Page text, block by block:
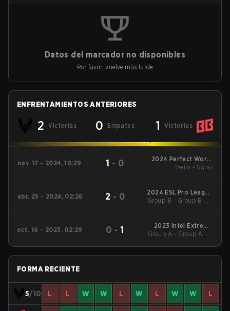
Datos del marcador no disponibles
Por favor, vuelve más tarde
ENFRENTAMIENTOS ANTERIORES
2 Victorias 0 Empates 1 Victorias
nov. 17 - 2024, 10:29 1 - 0
2024 Perfect World
Shanghai Major :
Swiss - Swiss
abr. 25 - 2024, 02:26 2 - 0
2024 ESL Pro League
Season 19
Group B - Group B UB
oct. 16 - 2023, 02:29 0 -1
2023 Intel Extreme
Masters Sydney
Group A - Group A UB
FORMA RECIENTE
5/10 L L W W L W L W W L